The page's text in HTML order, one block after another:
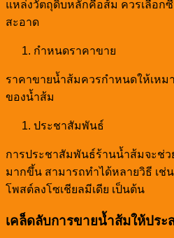
แหล่งวัตถุดิบหลักคือส้ม ควรเลือก
สะอาด
กำหนดราคาขาย
ราคาขายน้ำส้มควรกำหนดให้เห
ของน้ำส้ม
ประชาสัมพันธ์
การประชาสัมพันธ์ร้านน้ำส้มจะช่
มากขึ้น สามารถทำได้หลายวิธี เ
โพสต์ลงโซเชียลมีเดีย เป็นต้น
เคล็ดลับการขายน้ำส้มให้ประ